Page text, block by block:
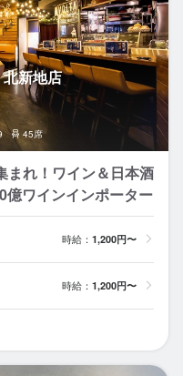
新地店
45席
まれ！ワイン＆日本酒
億ワインインポーター
時給： 1,200円〜
時給： 1,200円〜